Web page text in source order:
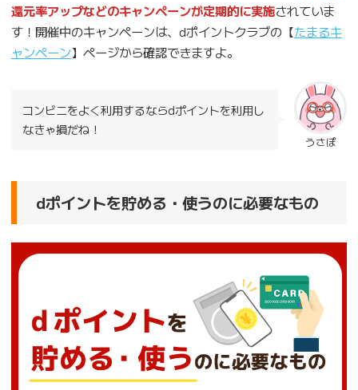
還元率アップなどのキャンペーンが定期的に実施されていま
す！開催中のキャンペーンは、dポイントクラブの【たまるキ
ャンペーン】ページから確認できますよ。
うさぽ
コンビニをよく利用するならdポイントを利用し
なきゃ損だね！
dポイントを貯める・使うのに必要なもの